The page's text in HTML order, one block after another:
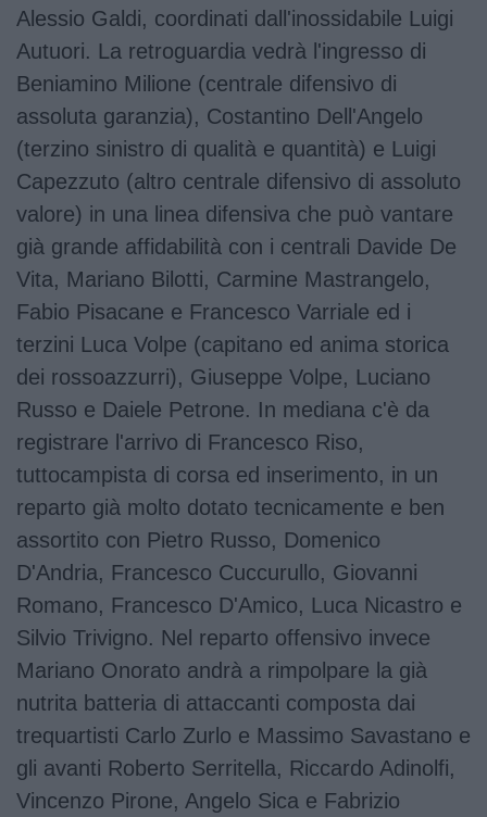
Alessio Galdi, coordinati dall'inossidabile Luigi
Autuori. La retroguardia vedrà l'ingresso di
Beniamino Milione (centrale difensivo di
assoluta garanzia), Costantino Dell'Angelo
(terzino sinistro di qualità e quantità) e Luigi
Capezzuto (altro centrale difensivo di assoluto
valore) in una linea difensiva che può vantare
già grande affidabilità con i centrali Davide De
Vita, Mariano Bilotti, Carmine Mastrangelo,
Fabio Pisacane e Francesco Varriale ed i
terzini Luca Volpe (capitano ed anima storica
dei rossoazzurri), Giuseppe Volpe, Luciano
Russo e Daiele Petrone. In mediana c'è da
registrare l'arrivo di Francesco Riso,
tuttocampista di corsa ed inserimento, in un
reparto già molto dotato tecnicamente e ben
assortito con Pietro Russo, Domenico
D'Andria, Francesco Cuccurullo, Giovanni
Romano, Francesco D'Amico, Luca Nicastro e
Silvio Trivigno. Nel reparto offensivo invece
Mariano Onorato andrà a rimpolpare la già
nutrita batteria di attaccanti composta dai
trequartisti Carlo Zurlo e Massimo Savastano e
gli avanti Roberto Serritella, Riccardo Adinolfi,
Vincenzo Pirone, Angelo Sica e Fabrizio